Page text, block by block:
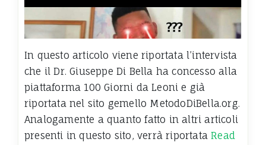
In questo articolo viene riportata l’intervista
che il Dr. Giuseppe Di Bella ha concesso alla
piattaforma 100 Giorni da Leoni e già
riportata nel sito gemello MetodoDiBella.org.
Analogamente a quanto fatto in altri articoli
presenti in questo sito, verrà riportataRead